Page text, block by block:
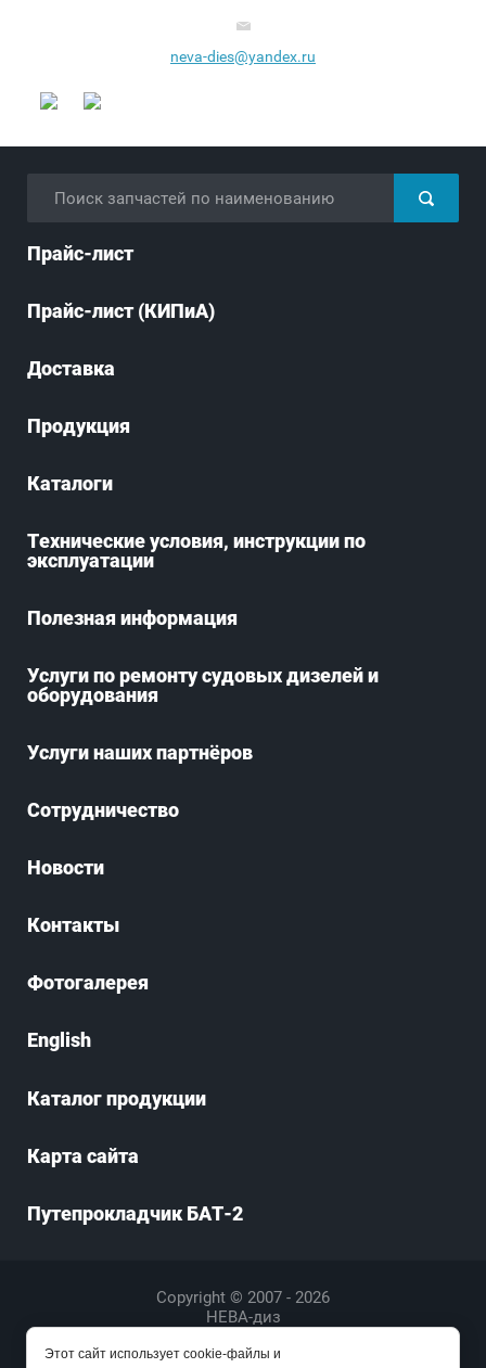
neva-dies@yandex.ru
Прайс-лист
Прайс-лист (КИПиА)
Доставка
Продукция
Каталоги
Технические условия, инструкции по
эксплуатации
Полезная информация
Услуги по ремонту судовых дизелей и
оборудования
Услуги наших партнёров
Сотрудничество
Новости
Контакты
Фотогалерея
English
Каталог продукции
Карта сайта
Путепрокладчик БАТ-2
Copyright © 2007 - 2026
НЕВА-диз
закажи профессиональныйлендинг
Этот сайт использует cookie-файлы и